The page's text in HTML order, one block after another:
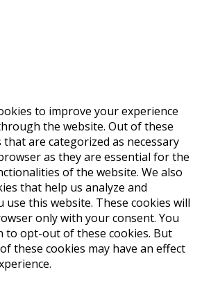
to improve your experience
the website. Out of these
are categorized as necessary
as they are essential for the
of the website. We also
that help us analyze and
use this website. These cookies will
only with your consent. You
to opt-out of these cookies. But
these cookies may have an effect